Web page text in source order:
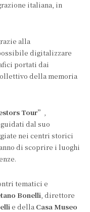
italiana, in
alla
digitalizzare
portati dai
della memoria
Tour” ,
dal suo
nei centri storici
di scoprire i luoghi
tematici e
Bonelli, direttore
e della Casa Museo